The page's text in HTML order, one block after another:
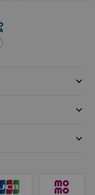
keyboard_arrow_down
keyboard_arrow_down
keyboard_arrow_down